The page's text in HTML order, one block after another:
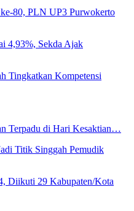
80, PLN UP3 Purwokerto
4,93%, Sekda Ajak
Tingkatkan Kompetensi
Terpadu di Hari Kesaktian…
Titik Singgah Pemudik
Diikuti 29 Kabupaten/Kota